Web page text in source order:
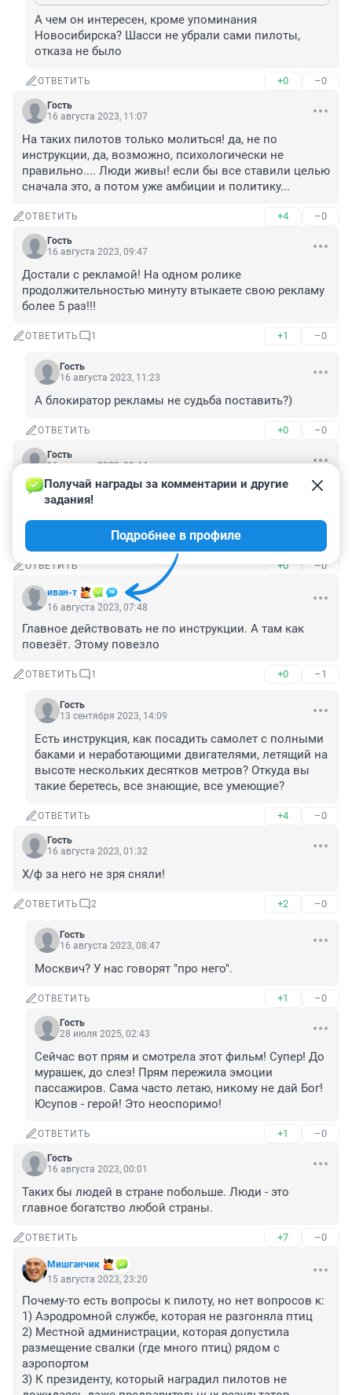
А чем он интересен, кроме упоминания
Новосибирска? Шасси не убрали сами пилоты,
отказа не было
ОТВЕТИТЬ +0 –0
Гость
16 августа 2023, 11:07
На таких пилотов только молиться! да, не по
инструкции, да, возможно, психологически не
правильно.... Люди живы! если бы все ставили целью
сначала это, а потом уже амбиции и политику...
ОТВЕТИТЬ +4 –0
Гость
16 августа 2023, 09:47
Достали с рекламой! На одном ролике
продолжительностью минуту втыкаете свою рекламу
более 5 раз!!!
ОТВЕТИТЬ 1 +1 –0
Гость
16 августа 2023, 11:23
А блокиратор рекламы не судьба поставить?)
ОТВЕТИТЬ +0 –0
Гость
16 августа 2023, 08:44
"Пережил хейт и славу. "
Купите девушке букварь. А то она по-русски не
ОТВЕТИТЬ +0 –0
иван-т
Получай награды за комментарии и другие
задания!
Подробнее в профиле
16 августа 2023, 07:48
Главное действовать не по инструкции. А там как
повезёт. Этому повезло
ОТВЕТИТЬ 1 +0 –1
Гость
13 сентября 2023, 14:09
Есть инструкция, как посадить самолет с полными
баками и неработающими двигателями, летящий на
высоте нескольких десятков метров? Откуда вы
такие беретесь, все знающие, все умеющие?
ОТВЕТИТЬ +4 –0
Гость
16 августа 2023, 01:32
Х/ф за него не зря сняли!
ОТВЕТИТЬ 2 +2 –0
Гость
16 августа 2023, 08:47
Москвич? У нас говорят "про него".
ОТВЕТИТЬ +1 –0
Гость
28 июля 2025, 02:43
Сейчас вот прям и смотрела этот фильм! Супер! До
мурашек, до слез! Прям пережила эмоции
пассажиров. Сама часто летаю, никому не дай Бог!
Юсупов - герой! Это неоспоримо!
ОТВЕТИТЬ +1 –0
Гость
16 августа 2023, 00:01
Таких бы людей в стране побольше. Люди - это
главное богатство любой страны.
ОТВЕТИТЬ +7 –0
Мишганчик
15 августа 2023, 23:20
Почему-то есть вопросы к пилоту, но нет вопросов к:
1) Аэродромной службе, которая не разгоняла птиц
2) Местной администрации, которая допустила
размещение свалки (где много птиц) рядом с
аэропортом
3) К президенту, который наградил пилотов не